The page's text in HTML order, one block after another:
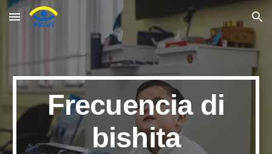
Skip to main content Skip to navigation
Frecuencia di
bishita